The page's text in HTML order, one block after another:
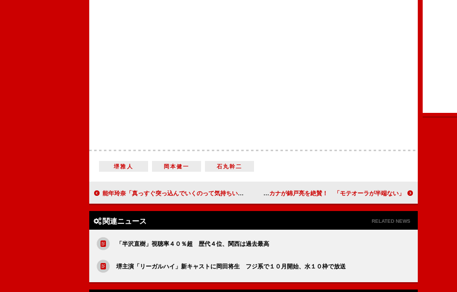
堺雅人 岡本健一 石丸幹二
能年玲奈「真っすぐ突っ込んでいくのって気持ちいい！」 「あまちゃん」最終回視聴率、関東地区で２３．５％ 倉科カナが錦戸亮を絶賛！ 「モテオーラが半端ない」
関連ニュース RELATED NEWS
「半沢直樹」視聴率４０％超 歴代４位、関西は過去最高
堺主演「リーガルハイ」新キャストに岡田将生 フジ系で１０月開始、水１０枠で放送